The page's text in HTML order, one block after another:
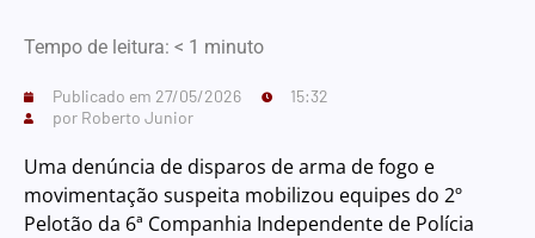
Tempo de leitura: < 1 minuto
Publicado em 27/05/2026
15:32
por Roberto Junior
Uma denúncia de disparos de arma de fogo e
movimentação suspeita mobilizou equipes do 2º
Pelotão da 6ª Companhia Independente de Polícia